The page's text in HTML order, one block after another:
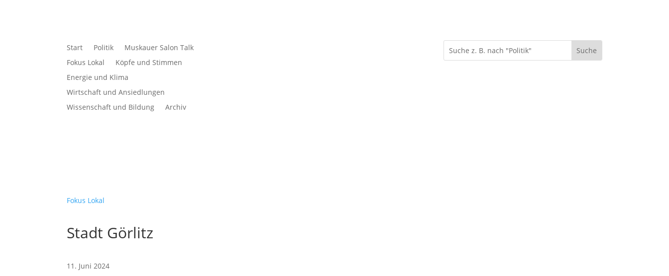
Start Politik
Muskauer Salon Talk
Fokus Lokal
Köpfe und Stimmen
Energie und Klima
Wirtschaft und Ansiedlungen
Wissenschaft und Bildung
Archiv
Fokus Lokal
Stadt Görlitz
11. Juni 2024